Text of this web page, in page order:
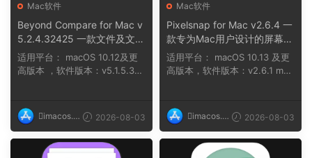
Mac软件
Beyond Compare for Mac v
5.2.4.32425 一款文件及文件
夹(目录)的对比工具
适用平台： macOS 10.12及更
高版本 ，软件版本：v5.1.5.313
imacos.t
op
2026-08-03
Mac软件
Pixelsnap for Mac v2.6.4 一
款专为Mac用户设计的屏幕测
量工具
适用平台： macOS 10.13 及更
高版本，软件版本：v2.6.1 mac
imacos.t
op
2026-08-03